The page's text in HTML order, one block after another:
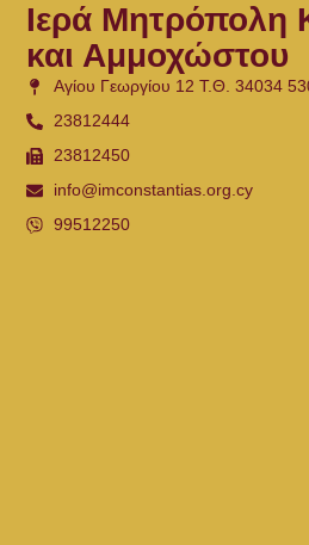
Ιερά Μητρόπολη
και Αμμοχώστου
Αγίου Γεωργίου 12 Τ.Θ. 34034
23812444
23812450
info@imconstantias.org.cy
99512250